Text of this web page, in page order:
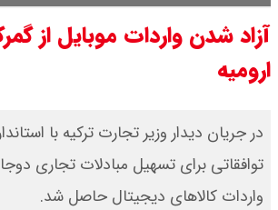
آزاد شدن واردات موبایل از
ارومیه
در جریان دیدار وزیر تجارت ترکیه با
توافقاتی برای تسهیل مبادلات تجاری
واردات کالاهای دیجیتال حاصل شد.